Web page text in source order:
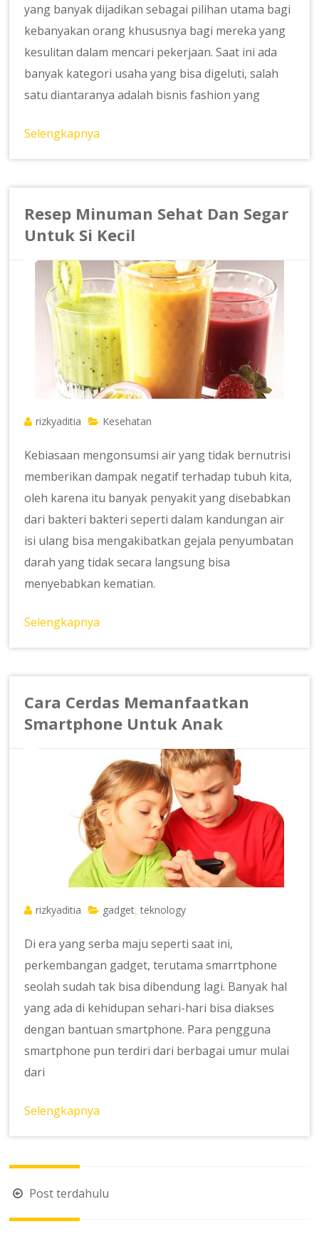
yang banyak dijadikan sebagai pilihan utama bagi
kebanyakan orang khususnya bagi mereka yang
kesulitan dalam mencari pekerjaan. Saat ini ada
banyak kategori usaha yang bisa digeluti, salah
satu diantaranya adalah bisnis fashion yang
Selengkapnya
Resep Minuman Sehat Dan Segar
Untuk Si Kecil
rizkyaditia Kesehatan
Kebiasaan mengonsumsi air yang tidak bernutrisi
memberikan dampak negatif terhadap tubuh kita,
oleh karena itu banyak penyakit yang disebabkan
dari bakteri bakteri seperti dalam kandungan air
isi ulang bisa mengakibatkan gejala penyumbatan
darah yang tidak secara langsung bisa
menyebabkan kematian.
Selengkapnya
Cara Cerdas Memanfaatkan
Smartphone Untuk Anak
rizkyaditia gadget ,teknology
Di era yang serba maju seperti saat ini,
perkembangan gadget, terutama smarrtphone
seolah sudah tak bisa dibendung lagi. Banyak hal
yang ada di kehidupan sehari-hari bisa diakses
dengan bantuan smartphone. Para pengguna
smartphone pun terdiri dari berbagai umur mulai
dari
Selengkapnya
Navigasi
pos
Post terdahulu